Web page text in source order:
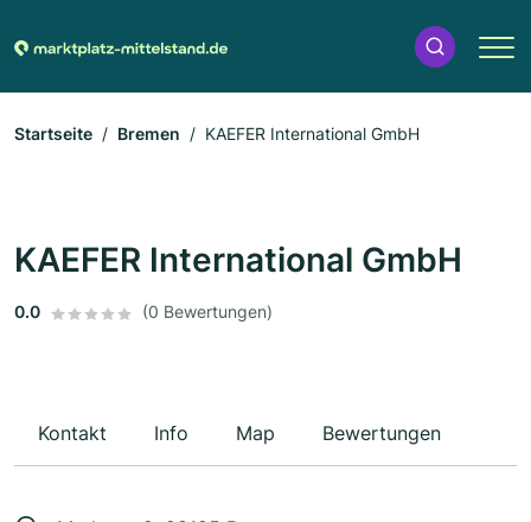
Startseite Bremen KAEFER International GmbH
KAEFER International GmbH
0.0 (0 Bewertungen)
Kontakt Info Map Bewertungen